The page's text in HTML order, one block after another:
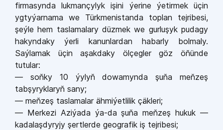
firmasynda lukmançylyk işini ýerine ýetirmek üçin
ygtyýarnama we Türkmenistanda toplan tejribesi,
şeýle hem taslamalary düzmek we gurluşyk pudagy
hakyndaky ýerli kanunlardan habarly bolmaly.
Saýlamak üçin aşakdaky ölçegler göz öňünde
tutular:
— soňky 10 ýylyň dowamynda şuňa meňzeş
tabşyryklaryň sany;
— meňzeş taslamalar ähmiýetlilik çäkleri;
— Merkezi Aziýada ýa-da şuňa meňzeş hukuk —
kadalaşdyryjy şertlerde geografik iş tejribesi;